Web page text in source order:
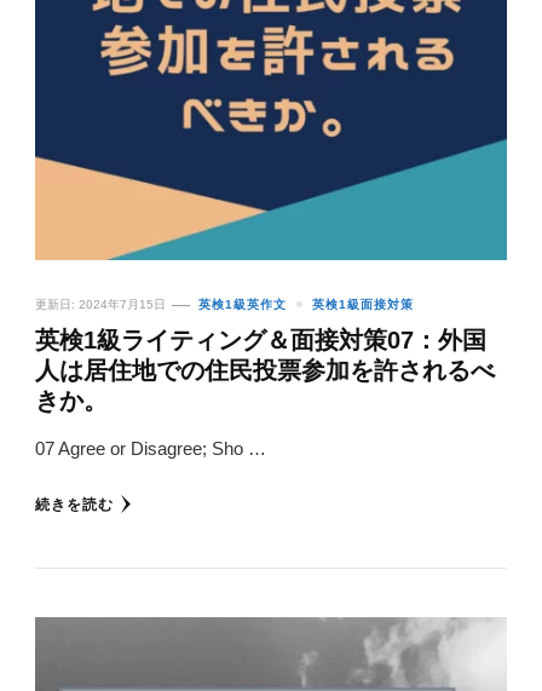
更新日: 2024年7月15日 英検1級英作文 英検1級面接対策
英検1級ライティング＆面接対策07：外国
人は居住地での住民投票参加を許されるべ
きか。
07 Agree or Disagree; Sho …
続きを読む